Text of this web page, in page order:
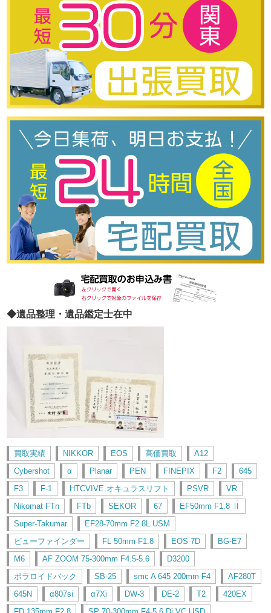
◆遺品整理・遺品鑑定士在中
買取実績 NIKKOR EOS 高価買取
A12
Cybershot
α Planar PEN FINEPIX F2
645
F3
F-1 HTCVIVE.オキュラスリフト PSVR
VR
Nikomat FTn
FTb SEKOR 67
EF50mm F1.8 Ⅱ
Super-Takumar
EF28-70mm F2.8L USM
ビューファインダー
FL 50mm F1.8 EOS 7D
BG-E7
M6
AF ZOOM 75-300mm F4.5-5.6
D3200
ポラロイドバック
SB-25 smc A 645 200mm F4
AF280T
645N
α807si α7Xi DW-3 DE-2 T2
420EX